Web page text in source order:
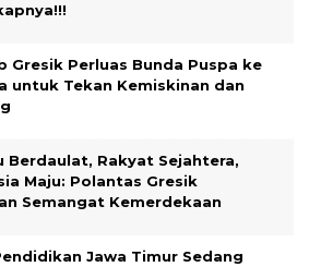
Gresik Perluas Bunda Puspa ke
untuk Tekan Kemiskinan dan
Berdaulat, Rakyat Sejahtera,
Maju: Polantas Gresik
Semangat Kemerdekaan
Jawa Timur Sedang